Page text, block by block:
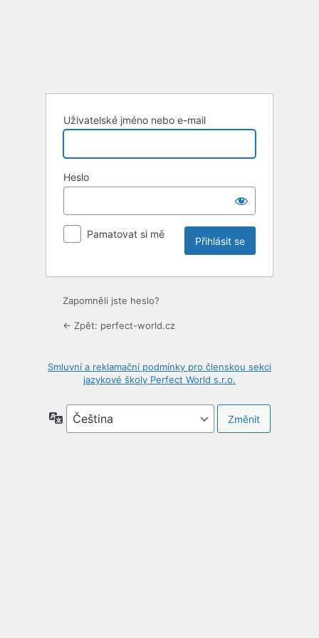
Uživatelské jméno nebo e-mail
Heslo
Pamatovat si mě
Zapomněli jste heslo?
← Zpět: perfect-world.cz
Smluvní a reklamační podmínky pro členskou sekci
jazykové školy Perfect World s.r.o.
Jazyky